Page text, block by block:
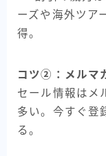
ーズや海外ツア
得。
コツ②：メルマ
セール情報はメ
多い。今すぐ登
る。